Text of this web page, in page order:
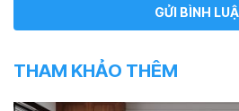
THAM KHẢO THÊM